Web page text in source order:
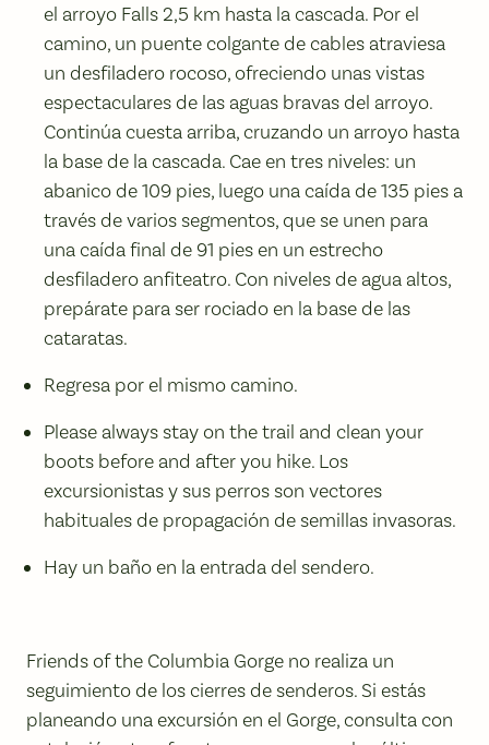
el arroyo Falls 2,5 km hasta la cascada. Por el
camino, un puente colgante de cables atraviesa
un desfiladero rocoso, ofreciendo unas vistas
espectaculares de las aguas bravas del arroyo.
Continúa cuesta arriba, cruzando un arroyo hasta
la base de la cascada. Cae en tres niveles: un
abanico de 109 pies, luego una caída de 135 pies a
través de varios segmentos, que se unen para
una caída final de 91 pies en un estrecho
desfiladero anfiteatro. Con niveles de agua altos,
prepárate para ser rociado en la base de las
cataratas.
Regresa por el mismo camino.
Please always stay on the trail and clean your
boots before and after you hike. Los
excursionistas y sus perros son vectores
habituales de propagación de semillas invasoras.
Hay un baño en la entrada del sendero.
Friends of the Columbia Gorge no realiza un
seguimiento de los cierres de senderos. Si estás
planeando una excursión en el Gorge, consulta con